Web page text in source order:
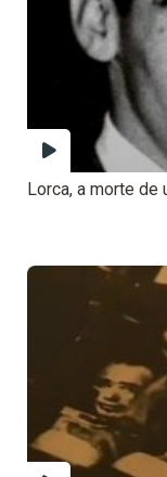
Lorca, a morte de